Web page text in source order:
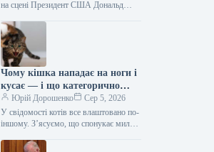
на сцені Президент США Дональд
сцени та обмовився про…
Чому кішка нападає на ноги і
кусає — і що категорично
заборонено робити у відповідь
Юрій Дорошенко
Сер 5, 2026
У свідомості котів все влаштовано по-
іншому. З’ясуємо, що спонукає милу
домашнього бешкетника, і як